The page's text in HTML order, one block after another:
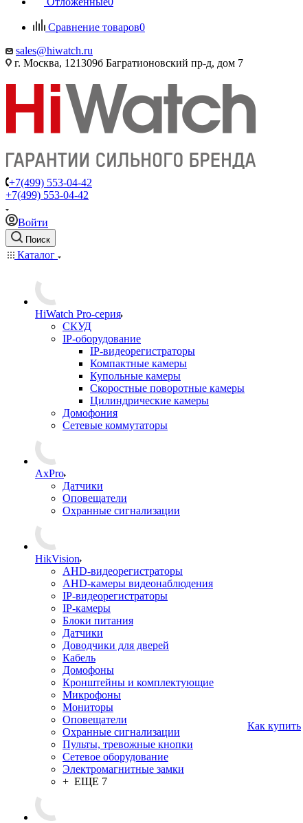
Сравнение товаров0
sales@hiwatch.ru
г. Москва, 121309б Багратионовский пр-д, дом 7
+7(499) 553-04-42
+7(499) 553-04-42
Войти
Поиск
Каталог
HiWatch Pro-серия
CКУД
IP-оборудование
IP-видеорегистраторы
Компактные камеры
Купольные камеры
Скоростные поворотные камеры
Цилиндрические камеры
Домофония
Сетевые коммутаторы
AxPro
Датчики
Оповещатели
Охранные сигнализации
HikVision
AHD-видеорегистраторы
AHD-камеры видеонаблюдения
IP-видеорегистраторы
IP-камеры
Блоки питания
Датчики
Доводчики для дверей
Кабель
Домофоны
Кронштейны и комплектующие
Микрофоны
Мониторы
Оповещатели
Охранные сигнализации
Пульты, тревожные кнопки
Сетевое оборудование
Электромагнитные замки
+ ЕЩЕ 7
Как купить